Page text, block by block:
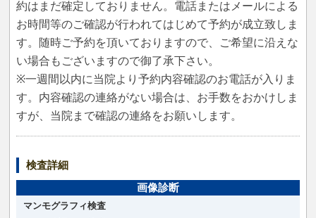
約はまだ確定しておりません。電話またはメールによる
お時間等のご確認が行われてはじめて予約が成立致しま
す。随時ご予約を頂いておりますので、ご希望に沿えな
い場合もございますので御了承下さい。
※一週間以内に当院より予約内容確認のお電話が入りま
す。内容確認の連絡がない場合は、お手数をおかけしま
すが、当院まで確認の連絡をお願いします。
検査詳細
画像診断
マンモグラフィ検査